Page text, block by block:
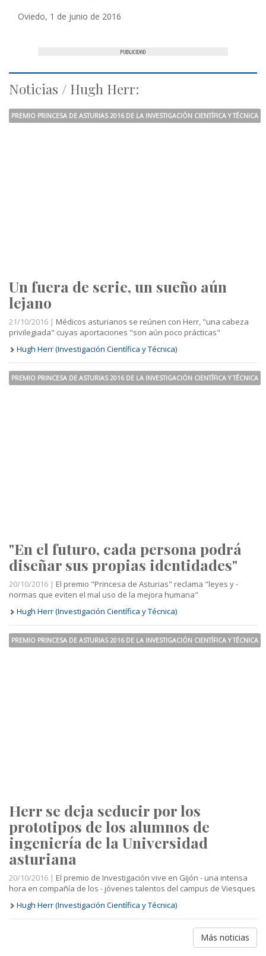
Oviedo, 1 de junio de 2016
Noticias / Hugh Herr:
PREMIO PRINCESA DE ASTURIAS 2016 DE LA INVESTIGACIÓN CIENTÍFICA Y TÉCNICA
Un fuera de serie, un sueño aún
lejano
21/10/2016 | Médicos asturianos se reúnen con Herr, "una cabeza
privilegiada" cuyas aportaciones "son aún poco prácticas"
Hugh Herr (Investigación Científica y Técnica)
PREMIO PRINCESA DE ASTURIAS 2016 DE LA INVESTIGACIÓN CIENTÍFICA Y TÉCNICA
"En el futuro, cada persona podrá
diseñar sus propias identidades"
20/10/2016 | El premio "Princesa de Asturias" reclama "leyes y -
normas que eviten el mal uso de la mejora humana"
Hugh Herr (Investigación Científica y Técnica)
PREMIO PRINCESA DE ASTURIAS 2016 DE LA INVESTIGACIÓN CIENTÍFICA Y TÉCNICA
Herr se deja seducir por los
prototipos de los alumnos de
ingeniería de la Universidad
asturiana
20/10/2016 | El premio de Investigación vive en Gijón - una intensa
hora en compañía de los - jóvenes talentos del campus de Viesques
Hugh Herr (Investigación Científica y Técnica)
Más noticias